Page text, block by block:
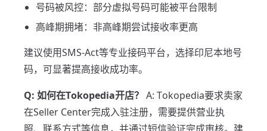
号码被风控：部分虚拟号码可能被平台限制
高峰期拥堵：非高峰期尝试接收率更高
建议使用SMS-Act等专业接码平台，选择印尼本地号
码，可显著提高接收成功率。
Q: 如何在Tokopedia开店？ A: Tokopedia要求卖家
在Seller Center完成入驻注册，需要提供营业执